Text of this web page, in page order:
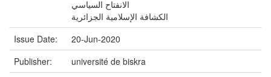
الانفتاح السياسي
الكشافة الإسلامية الجزائرية
Issue Date:
20-Jun-2020
Publisher:
université de biskra